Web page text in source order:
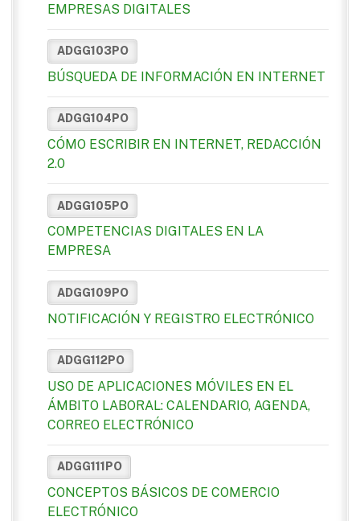
EMPRESAS DIGITALES
ADGG103PO
BÚSQUEDA DE INFORMACIÓN EN INTERNET
ADGG104PO
CÓMO ESCRIBIR EN INTERNET, REDACCIÓN
2.0
ADGG105PO
COMPETENCIAS DIGITALES EN LA
EMPRESA
ADGG109PO
NOTIFICACIÓN Y REGISTRO ELECTRÓNICO
ADGG112PO
USO DE APLICACIONES MÓVILES EN EL
ÁMBITO LABORAL: CALENDARIO, AGENDA,
CORREO ELECTRÓNICO
ADGG111PO
CONCEPTOS BÁSICOS DE COMERCIO
ELECTRÓNICO